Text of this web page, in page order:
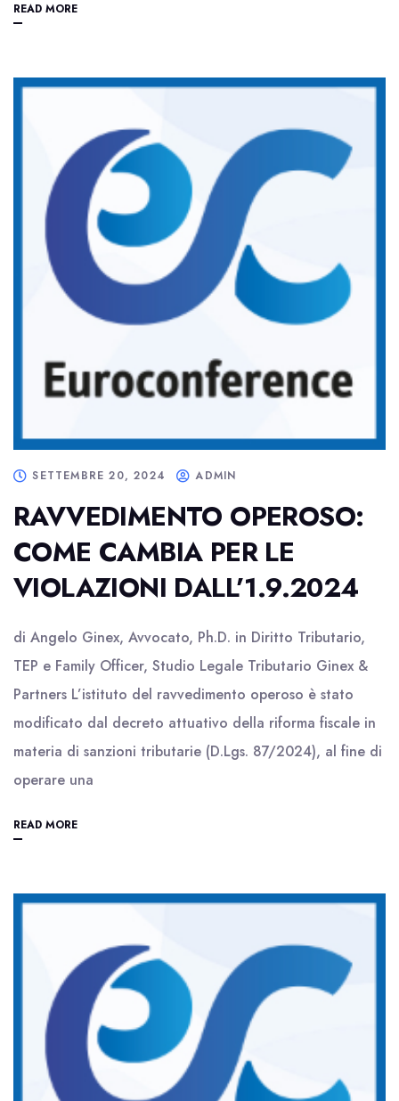
READ MORE
SETTEMBRE 20, 2024 ADMIN
RAVVEDIMENTO OPEROSO:
COME CAMBIA PER LE
VIOLAZIONI DALL’1.9.2024
di Angelo Ginex, Avvocato, Ph.D. in Diritto Tributario,
TEP e Family Officer, Studio Legale Tributario Ginex &
Partners L’istituto del ravvedimento operoso è stato
modificato dal decreto attuativo della riforma fiscale in
materia di sanzioni tributarie (D.Lgs. 87/2024), al fine di
operare una
READ MORE